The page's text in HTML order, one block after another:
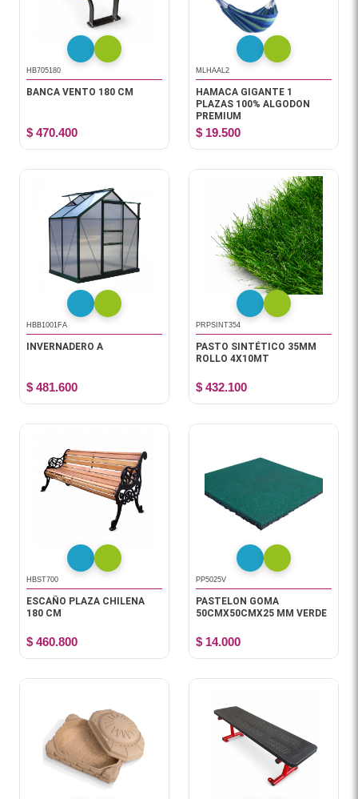
HB705180
BANCA VENTO 180 CM
$ 470.400
MLHAAL2
HAMACA GIGANTE 1
PLAZAS 100% ALGODON
PREMIUM
$ 19.500
HBB1001FA
INVERNADERO A
$ 481.600
PRPSINT354
PASTO SINTÉTICO 35MM
ROLLO 4X10MT
$ 432.100
HBST700
ESCAÑO PLAZA CHILENA
180 CM
$ 460.800
PP5025V
PASTELON GOMA
50CMX50CMX25 MM VERDE
$ 14.000